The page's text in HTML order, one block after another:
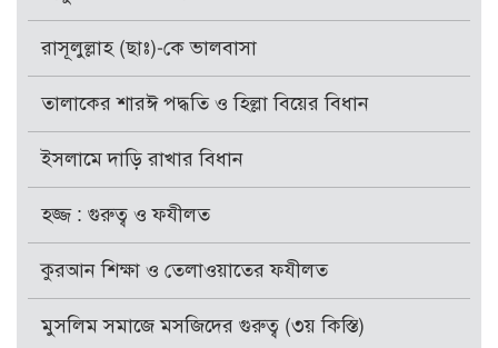
রাসূলুল্লাহ (ছাঃ)-কে ভালবাসা
তালাকের শারঈ পদ্ধতি ও হিল্লা বিয়ের বিধান
ইসলামে দাড়ি রাখার বিধান
হজ্জ : গুরুত্ব ও ফযীলত
কুরআন শিক্ষা ও তেলাওয়াতের ফযীলত
মুসলিম সমাজে মসজিদের গুরুত্ব (৩য় কিস্তি)